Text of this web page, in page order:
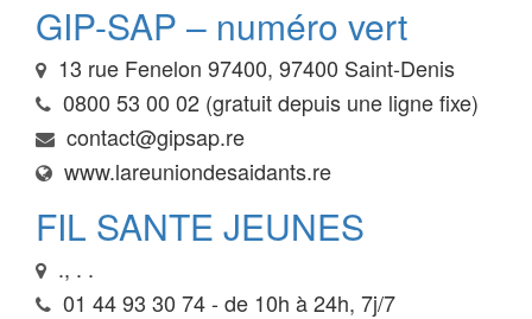
GIP-SAP – numéro vert
13 rue Fenelon 97400, 97400 Saint-Denis
0800 53 00 02 (gratuit depuis une ligne fixe)
contact@gipsap.re
www.lareuniondesaidants.re
FIL SANTE JEUNES
., . .
01 44 93 30 74 - de 10h à 24h, 7j/7